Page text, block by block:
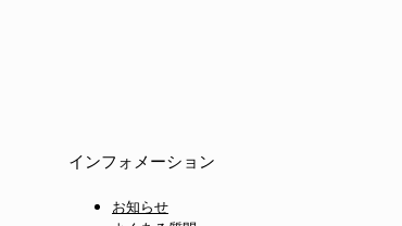
インフォメーション
お知らせ